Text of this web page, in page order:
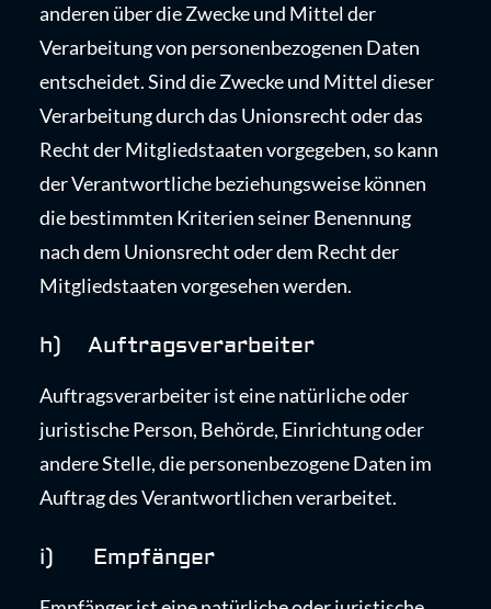
anderen über die Zwecke und Mittel der
Verarbeitung von personenbezogenen Daten
entscheidet. Sind die Zwecke und Mittel dieser
Verarbeitung durch das Unionsrecht oder das
Recht der Mitgliedstaaten vorgegeben, so kann
der Verantwortliche beziehungsweise können
die bestimmten Kriterien seiner Benennung
nach dem Unionsrecht oder dem Recht der
Mitgliedstaaten vorgesehen werden.
h) Auftragsverarbeiter
Auftragsverarbeiter ist eine natürliche oder
juristische Person, Behörde, Einrichtung oder
andere Stelle, die personenbezogene Daten im
Auftrag des Verantwortlichen verarbeitet.
i) Empfänger